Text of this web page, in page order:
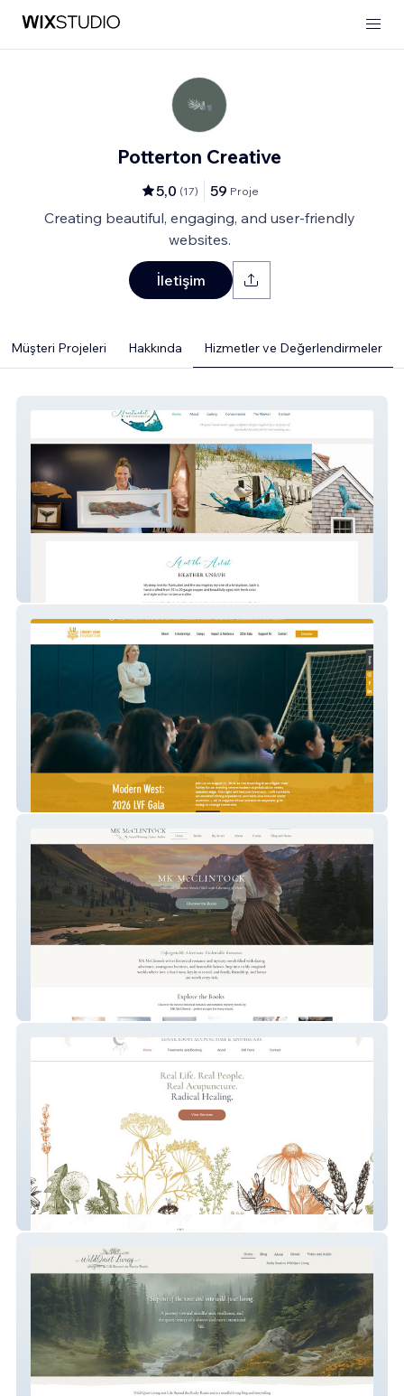
Potterton Creative
5,0 (17) 59 Proje
Creating beautiful, engaging, and user-friendly
websites.
İletişim
Müşteri Projeleri Hakkında Hizmetler ve Değerlendirmeler
NantucketCoppersmith
Lindsey Vonn Foundation
Author MK McClintock
Lunar Roots Acupuncture